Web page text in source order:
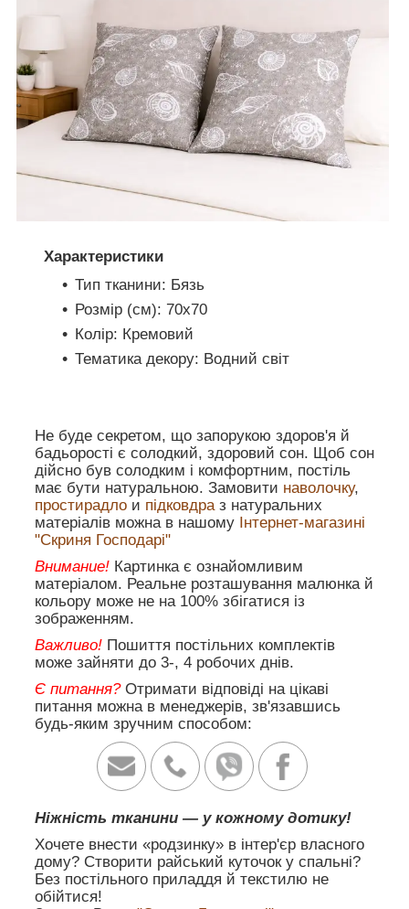
Характеристики
Тип тканини: Бязь
Розмір (см): 70х70
Колір: Кремовий
Тематика декору: Водний світ
Не буде секретом, що запорукою здоров'я й
бадьорості є солодкий, здоровий сон. Щоб сон
дійсно був солодким і комфортним, постіль
має бути натуральною. Замовити наволочку,
простирадло и підковдраз натуральних
матеріалів можна в нашому Інтернет-магазині
"Скриня Господарі"
Внимание! Картинка є ознайомливим
матеріалом. Реальне розташування малюнка й
кольору може не на 100% збігатися із
зображенням.
Важливо! Пошиття постільних комплектів
може зайняти до 3-, 4 робочих днів.
Є питання?Отримати відповіді на цікаві
питання можна в менеджерів, зв'язавшись
будь-яким зручним способом:
Ніжність тканини — у кожному дотику!
Хочете внести «родзинку» в інтер'єр власного
дому? Створити райський куточок у спальні?
Без постільного приладдя й текстилю не
обійтися!